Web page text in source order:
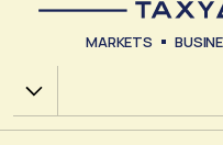
MARKETS
Χ.Α.